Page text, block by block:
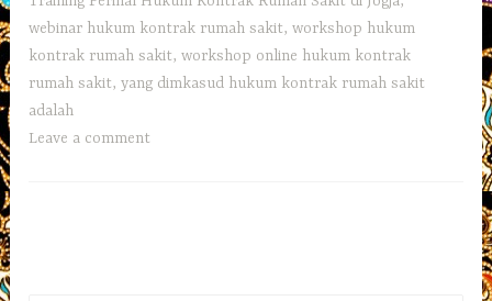
webinar hukum kontrak rumah sakit,workshop hukum
kontrak rumah sakit,workshop online hukum kontrak
rumah sakit,yang dimkasud hukum kontrak rumah sakit
adalah
Leave a comment